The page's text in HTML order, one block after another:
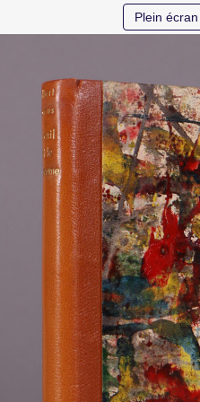
Plein écran